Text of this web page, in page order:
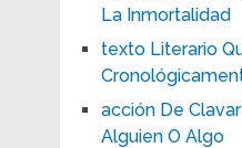
La Inmortalidad
texto Literario
acción De
Alguien O Algo